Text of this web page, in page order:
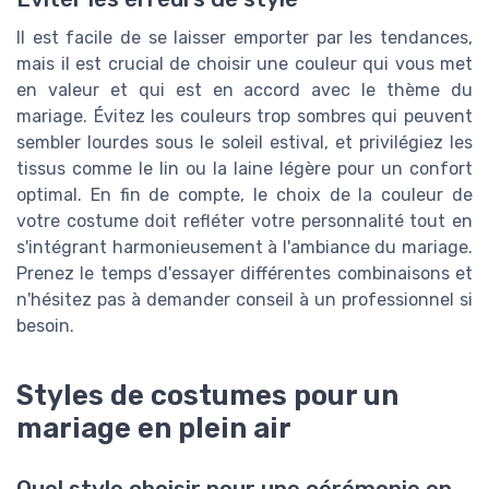
Il est facile de se laisser emporter par les tendances,
mais il est crucial de choisir une couleur qui vous met
en valeur et qui est en accord avec le thème du
mariage. Évitez les couleurs trop sombres qui peuvent
sembler lourdes sous le soleil estival, et privilégiez les
tissus comme le lin ou la laine légère pour un confort
optimal. En fin de compte, le choix de la couleur de
votre costume doit refléter votre personnalité tout en
s'intégrant harmonieusement à l'ambiance du mariage.
Prenez le temps d'essayer différentes combinaisons et
n'hésitez pas à demander conseil à un professionnel si
besoin.
Styles de costumes pour un
mariage en plein air